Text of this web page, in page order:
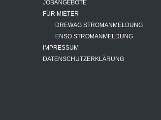
JOBANGEBOTE
FÜR MIETER
DREWAG STROMANMELDUNG
ENSO STROMANMELDUNG
IMPRESSUM
DATENSCHUTZERKLÄRUNG